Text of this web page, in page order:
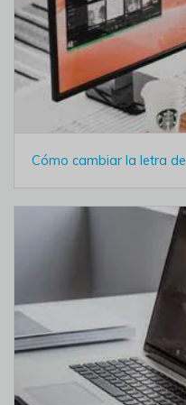
Cómo cambiar la letra